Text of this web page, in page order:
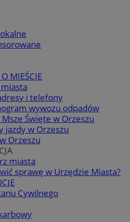
MIEŚCIE
i telefony
wywozu odpadów
Święte w Orzeszu
jazdy w Orzeszu
Orzeszu
miasta
sprawę w Urzędzie Miasta?
Cywilnego